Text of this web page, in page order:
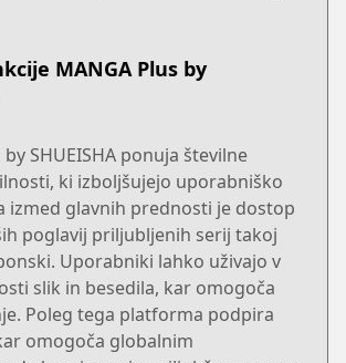
MANGA Plus by
by SHUEISHA ponuja številne
ki izboljšujejo uporabniško
izmed glavnih prednosti je dostop
poglavij priljubljenih serij takoj
Uporabniki lahko uživajo v
slik in besedila, kar omogoča
Poleg tega platforma podpira
omogoča globalnim